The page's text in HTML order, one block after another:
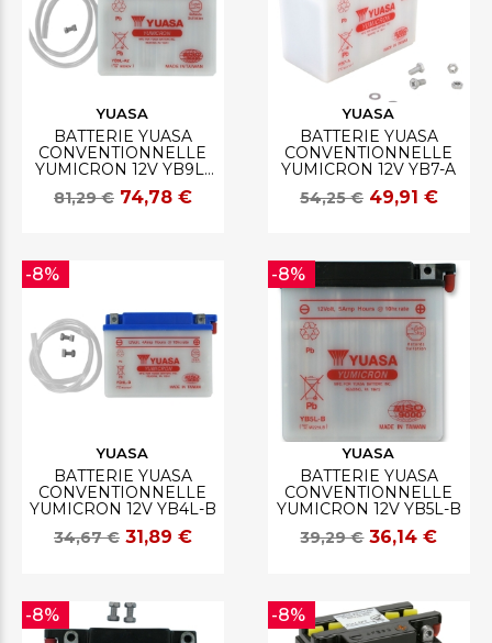
YUASA
BATTERIE YUASA
CONVENTIONNELLE
YUMICRON 12V YB9L-
A2
81,29 € 74,78 €
YUASA
BATTERIE YUASA
CONVENTIONNELLE
YUMICRON 12V YB7-A
54,25 € 49,91 €
YUASA
BATTERIE YUASA
CONVENTIONNELLE
YUMICRON 12V YB4L-B
34,67 € 31,89 €
-8%
YUASA
BATTERIE YUASA
CONVENTIONNELLE
YUMICRON 12V YB5L-B
39,29 € 36,14 €
-8%
-8% -8%